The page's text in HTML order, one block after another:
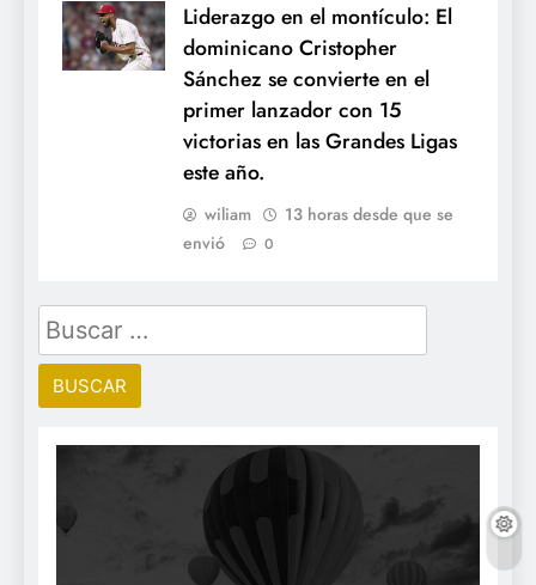
Liderazgo en el montículo: El
dominicano Cristopher
Sánchez se convierte en el
primer lanzador con 15
victorias en las Grandes Ligas
este año.
wiliam
13 horas desde que se
envió
0
Buscar: